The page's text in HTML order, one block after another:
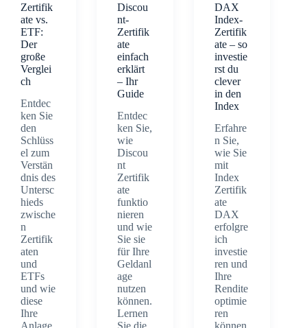
Zertifik
ate vs.
ETF:
Der
große
Verglei
ch
Entdec
ken Sie
den
Schlüss
el zum
Verstän
dnis des
Untersc
hieds
zwische
n
Zertifik
aten
und
ETFs
und wie
diese
Ihre
Discou
nt-
Zertifik
ate
einfach
erklärt
– Ihr
Guide
Entdec
ken Sie,
wie
Discou
nt
Zertifik
ate
funktio
nieren
und wie
Sie sie
für Ihre
Geldanl
age
nutzen
können.
Lernen
DAX
Index-
Zertifik
ate – so
investie
rst du
clever
in den
Index
Erfahre
n Sie,
wie Sie
mit
Index
Zertifik
ate
DAX
erfolgre
ich
investie
ren und
Ihre
Rendite
optimie
ren